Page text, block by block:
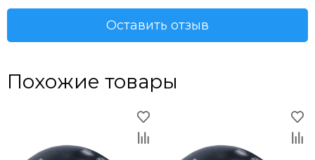
Оставить отзыв
Похожие товары